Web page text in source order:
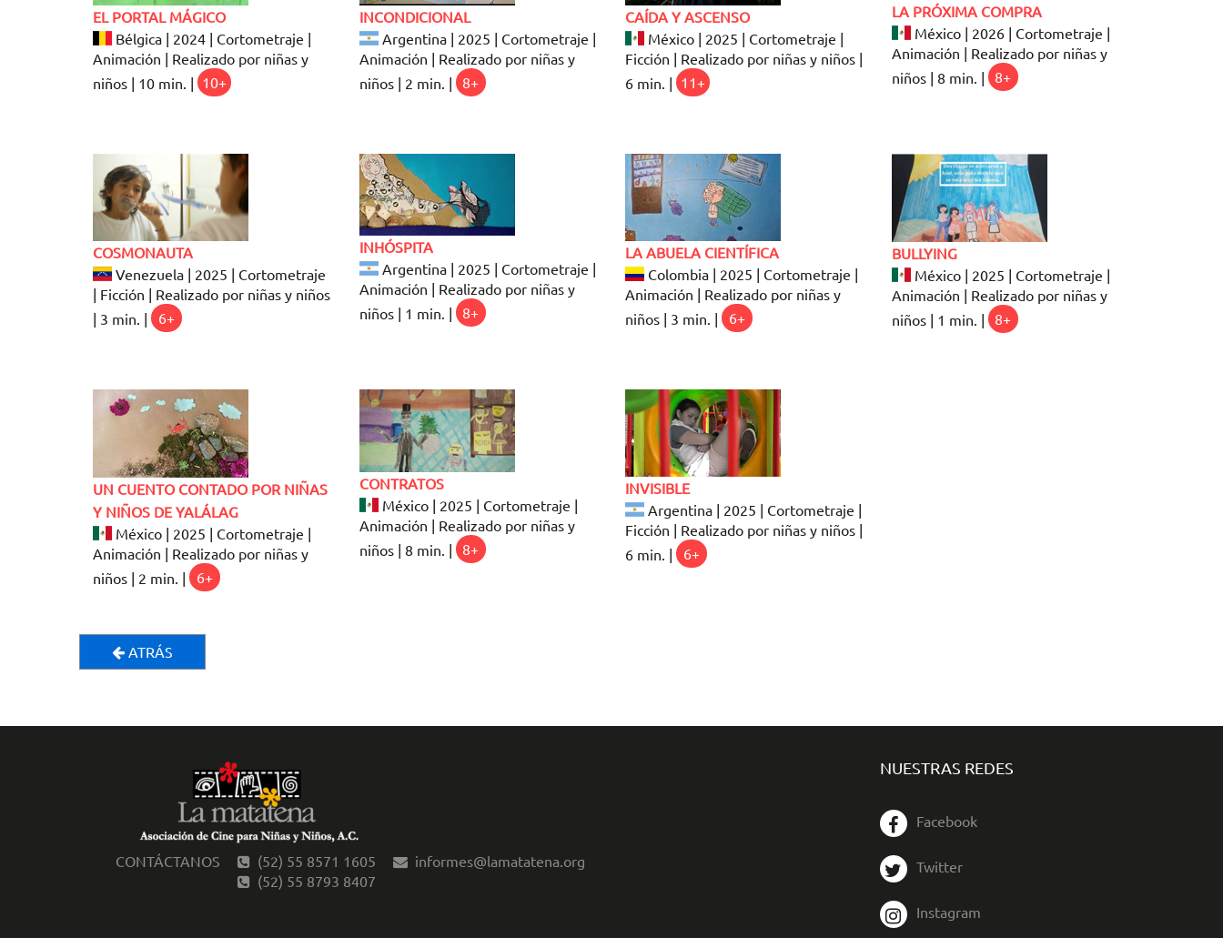
EL PORTAL MÁGICO
Bélgica | 2024 | Cortometraje |
Animación | Realizado por niñas y
niños | 10 min. | 10+
INCONDICIONAL
Argentina | 2025 | Cortometraje |
Animación | Realizado por niñas y
niños | 2 min. |
8+
CAÍDA Y ASCENSO
México | 2025 | Cortometraje |
Ficción | Realizado por niñas y niños |
6 min. | 11+
LA PRÓXIMA COMPRA
México | 2026 | Cortometraje |
Animación | Realizado por niñas y
niños | 8 min. |
8+
COSMONAUTA
Venezuela | 2025 | Cortometraje
| Ficción | Realizado por niñas y niños
| 3 min. |
6+
INHÓSPITA
Argentina | 2025 | Cortometraje |
Animación | Realizado por niñas y
niños | 1 min. |
8+
LA ABUELA CIENTÍFICA
Colombia | 2025 | Cortometraje |
Animación | Realizado por niñas y
niños | 3 min. |
6+
BULLYING
México | 2025 | Cortometraje |
Animación | Realizado por niñas y
niños | 1 min. |
8+
UN CUENTO CONTADO POR NIÑAS
Y NIÑOS DE YALÁLAG
México | 2025 | Cortometraje |
Animación | Realizado por niñas y
niños | 2 min. |
6+
CONTRATOS
México | 2025 | Cortometraje |
Animación | Realizado por niñas y
niños | 8 min. |
8+
INVISIBLE
Argentina | 2025 | Cortometraje |
Ficción | Realizado por niñas y niños |
6 min. |
6+
ATRÁS
CONTÁCTANOS
(52) 55 8571 1605
(52) 55 8793 8407
informes@lamatatena.org
NUESTRAS REDES
Facebook
Twitter
Instagram